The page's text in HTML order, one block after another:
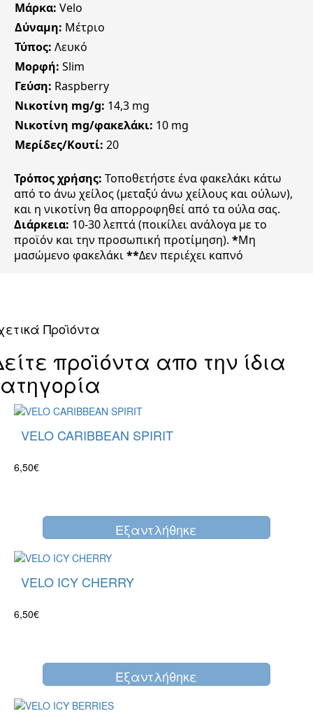
Μάρκα: Velo
Δύναμη: Μέτριο
Τύπος: Λευκό
Μορφή: Slim
Γεύση: Raspberry
Νικοτίνη mg/g: 14,3 mg
Νικοτίνη mg/φακελάκι: 10 mg
Μερίδες/Κουτί: 20
Τρόπος χρήσης: Τοποθετήστε ένα φακελάκι κάτω
από το άνω χείλος (μεταξύ άνω χείλους και ούλων),
και η νικοτίνη θα απορροφηθεί από τα ούλα σας.
Διάρκεια: 10-30 λεπτά (ποικίλει ανάλογα με το
προϊόν και την προσωπική προτίμηση).*Μη
μασώμενο φακελάκι**Δεν περιέχει καπνό
Προϊόντα
προϊόντα απο την ίδια
VELO CARIBBEAN SPIRIT
6,50€
Eξαντλήθηκε
VELO ICY CHERRY
6,50€
Eξαντλήθηκε